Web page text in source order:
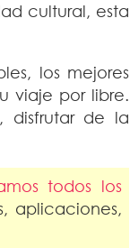
cultural, esta
los mejores
viaje por libre.
disfrutar de la
todos los
aplicaciones,